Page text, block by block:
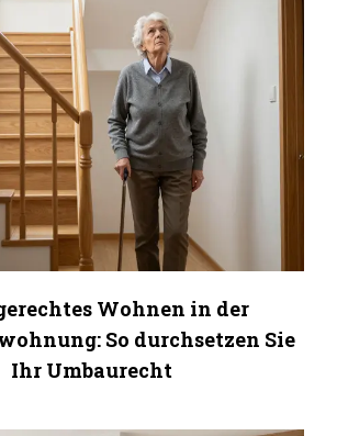
Wohnen in der
So durchsetzen Sie
Ihr Umbaurecht